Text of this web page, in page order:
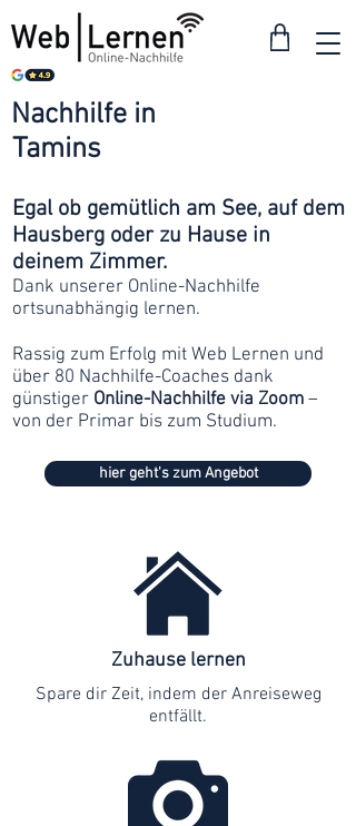
Tamins
Nachhilfe in
Egal ob gemütlich am See, auf dem
Hausberg oder zu Hause in
deinem Zimmer.
Dank unserer Online-Nachhilfe
ortsunabhängig lernen.
Rassig zum Erfolg mit Web Lernen und
über 80 Nachhilfe-Coaches dank
günstiger Online-Nachhilfe via Zoom –
von der Primar bis zum Studium.
hier geht's zum Angebot
Zuhause lernen
Spare dir Zeit, indem der Anreiseweg
entfällt.